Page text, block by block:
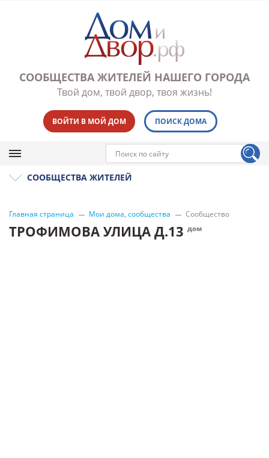
СООБЩЕСТВА ЖИТЕЛЕЙ НАШЕГО ГОРОДА
Твой дом, твой двор, твоя жизнь!
ВОЙТИ В МОЙ ДОМ ПОИСК ДОМА
СООБЩЕСТВА ЖИТЕЛЕЙ
Главная страница Мои дома, сообщества Сообщество
ТРОФИМОВА УЛИЦА Д.13 дом